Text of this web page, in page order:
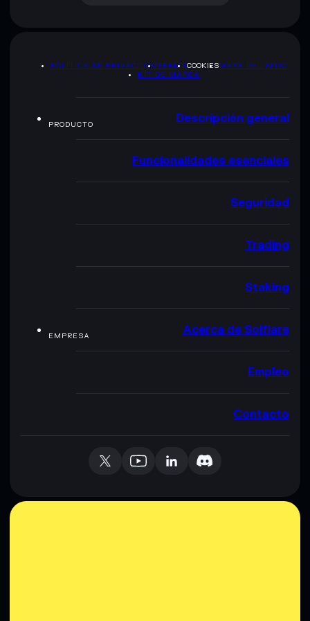
POLÍTICA DE PRIVACIDADTERMSCOOKIESMAPA DEL SITIO
KIT DE MARCA
PRODUCTO Descripción general
Funcionalidades esenciales
Seguridad
Trading
Staking
EMPRESA Acerca de Solflare
Empleo
Contacto